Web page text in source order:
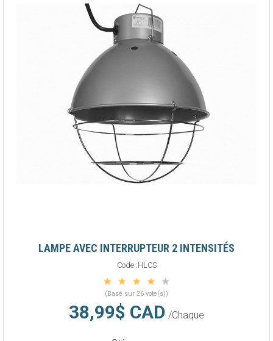
LAMPE AVEC INTERRUPTEUR 2 INTENSITÉS
Code :HLCS
(Basé sur 26 vote(s))
38,99$ CAD /Chaque